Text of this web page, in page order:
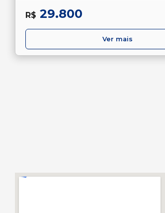
R$ 29.800
Ver mais